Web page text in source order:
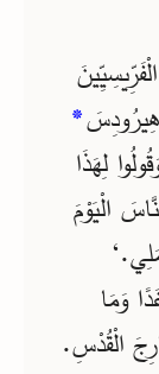
*
وَقُولُوا لِهَذَا
الْيَوْمَ
وَمَا
الْقُدْسِ.